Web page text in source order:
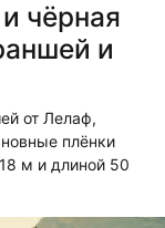
чёрная
и
от Лелаф,
плёнки
м и длиной 50